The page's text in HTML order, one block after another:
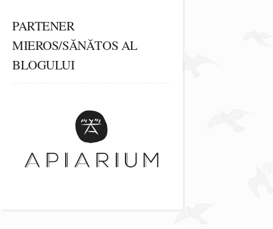
PARTENER
MIEROS/SĂNĂTOS AL
BLOGULUI